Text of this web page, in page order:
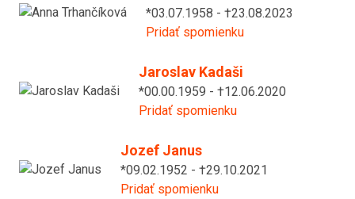
*03.07.1958 - †23.08.2023
Pridať spomienku
Jaroslav Kadaši
*00.00.1959 - †12.06.2020
Pridať spomienku
Jozef Janus
*09.02.1952 - †29.10.2021
Pridať spomienku